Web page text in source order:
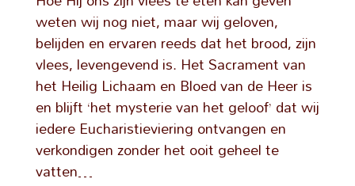
weten wij nog niet, maar wij geloven,
belijden en ervaren reeds dat het brood, zijn
vlees, levengevend is. Het Sacrament van
het Heilig Lichaam en Bloed van de Heer is
en blijft ‘het mysterie van het geloof’ dat wij
iedere Eucharistieviering ontvangen en
verkondigen zonder het ooit geheel te
vatten…